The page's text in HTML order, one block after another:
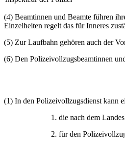
(4) Beamtinnen und Beamte führen
Einzelheiten regelt das für Inneres
(5) Zur Laufbahn gehören auch der
(6) Den Polizeivollzugsbeamtinnen
(1) In den Polizeivollzugsdienst kann
1. die nach dem
2. für den